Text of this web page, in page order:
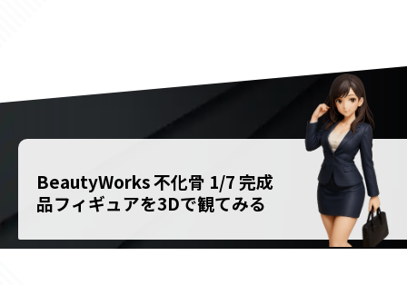
BeautyWorks 不化骨 1/7 完成
品フィギュアを3Dで観てみる